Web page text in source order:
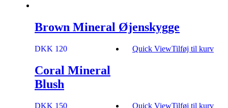
Brown Mineral Øjenskygge
DKK 120 Tilføj til kurv
Quick View
Coral Mineral
Blush
DKK 150 Tilføj til kurv
Quick View